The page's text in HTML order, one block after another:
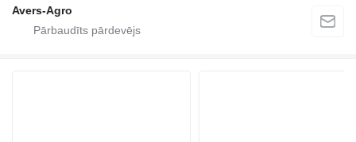
Avers-Agro